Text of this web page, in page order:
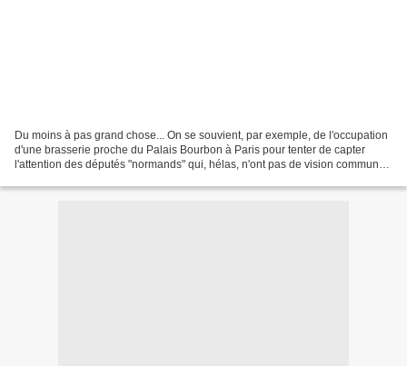
Du moins à pas grand chose... On se souvient, par exemple, de l'occupation
d'une brasserie proche du Palais Bourbon à Paris pour tenter de capter
l'attention des députés "normands" qui, hélas, n'ont pas de vision commune